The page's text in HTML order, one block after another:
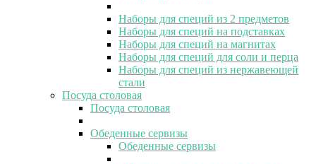
Наборы для специй из 2 предметов
Наборы для специй на подставках
Наборы для специй на магнитах
Наборы для специй для соли и перца
Наборы для специй из нержавеющей
стали
Посуда столовая
Посуда столовая
Обеденные сервизы
Обеденные сервизы